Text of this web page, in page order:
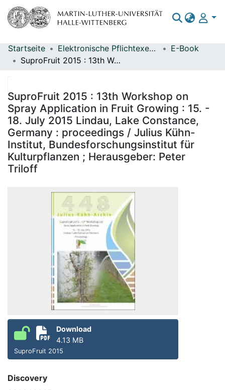
Bereiche & Sammlungen
Statistiken
Startseite Elektronische Pflichtexemplare
E-Book
SuproFruit 2015 : 13th Workshop on Spray Application in Fruit Growing : 15. - 18. July 2015 Lindau, Lake Constance, Germany : proceedings / Julius Kühn-Institut, Bundesforschungsinstitut für Kulturpflanzen ; Herausgeber: Peter Triloff
SuproFruit 2015 : 13th Workshop on
Spray Application in Fruit Growing : 15. -
18. July 2015 Lindau, Lake Constance,
Germany : proceedings / Julius Kühn-
Institut, Bundesforschungsinstitut für
Kulturpflanzen ; Herausgeber: Peter
Triloff
Download
4.13 MB
SuproFruit 2015
Discovery